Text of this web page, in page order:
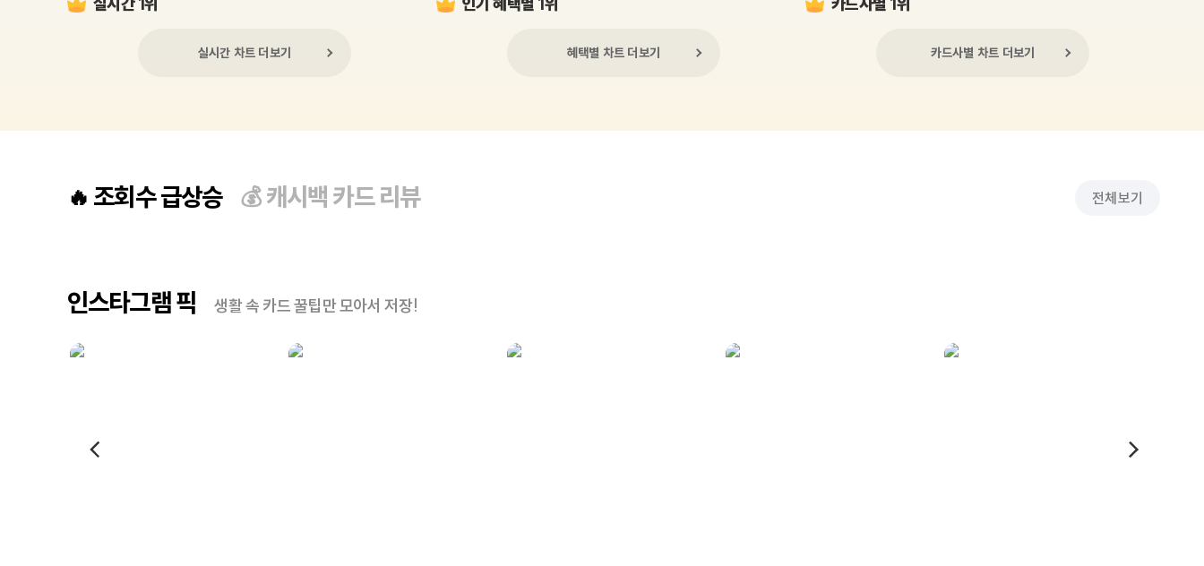
실시간 차트 더보기 혜택별 차트 더보기 카드사별 차트 더보기
🔥 조회수 급상승 💰캐시백 카드 리뷰 전체보기
인스타그램 픽 생활 속 카드 꿀팁만 모아서 저장!